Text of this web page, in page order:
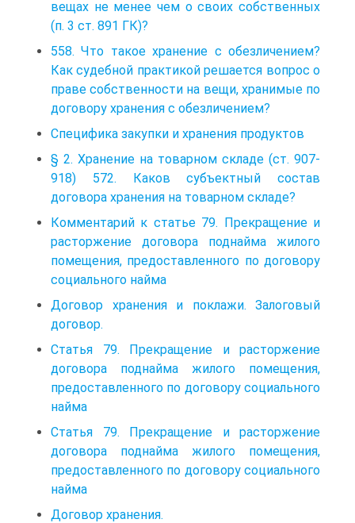
вещах не менее чем о своих собственных
(п. 3 ст. 891 ГК)?
558. Что такое хранение с обезличением?
Как судебной практикой решается вопрос о
праве собственности на вещи, хранимые по
договору хранения с обезличением?
Специфика закупки и хранения продуктов
§ 2. Хранение на товарном складе (ст. 907-
918) 572. Каков субъектный состав
договора хранения на товарном складе?
Комментарий к статье 79. Прекращение и
расторжение договора поднайма жилого
помещения, предоставленного по договору
социального найма
Договор хранения и поклажи. Залоговый
договор.
Статья 79. Прекращение и расторжение
договора поднайма жилого помещения,
предоставленного по договору социального
найма
Статья 79. Прекращение и расторжение
договора поднайма жилого помещения,
предоставленного по договору социального
найма
Договор хранения.